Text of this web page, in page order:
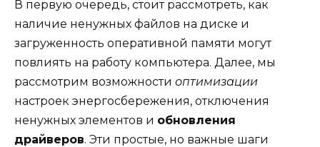
В первую очередь, стоит рассмотреть, как
наличие ненужных файлов на диске и
загруженность оперативной памяти могут
повлиять на работу компьютера. Далее, мы
рассмотрим возможности оптимизации
настроек энергосбережения, отключения
ненужных элементов и обновления
драйверов. Эти простые, но важные шаги